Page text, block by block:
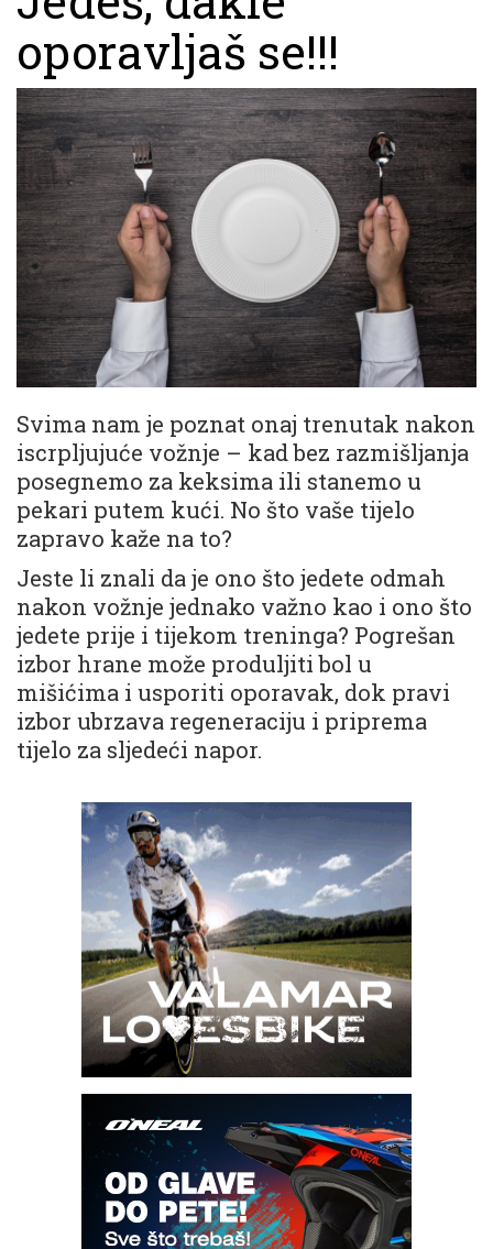
oporavljaš se!!!
Svima nam je poznat onaj trenutak nakon
iscrpljujuće vožnje – kad bez razmišljanja
posegnemo za keksima ili stanemo u
pekari putem kući. No što vaše tijelo
zapravo kaže na to?
Jeste li znali da je ono što jedete odmah
nakon vožnje jednako važno kao i ono što
jedete prije i tijekom treninga? Pogrešan
izbor hrane može produljiti bol u
mišićima i usporiti oporavak, dok pravi
izbor ubrzava regeneraciju i priprema
tijelo za sljedeći napor.